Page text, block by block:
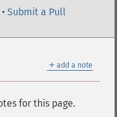
• Submit a Pull
＋ add a note
for this page.